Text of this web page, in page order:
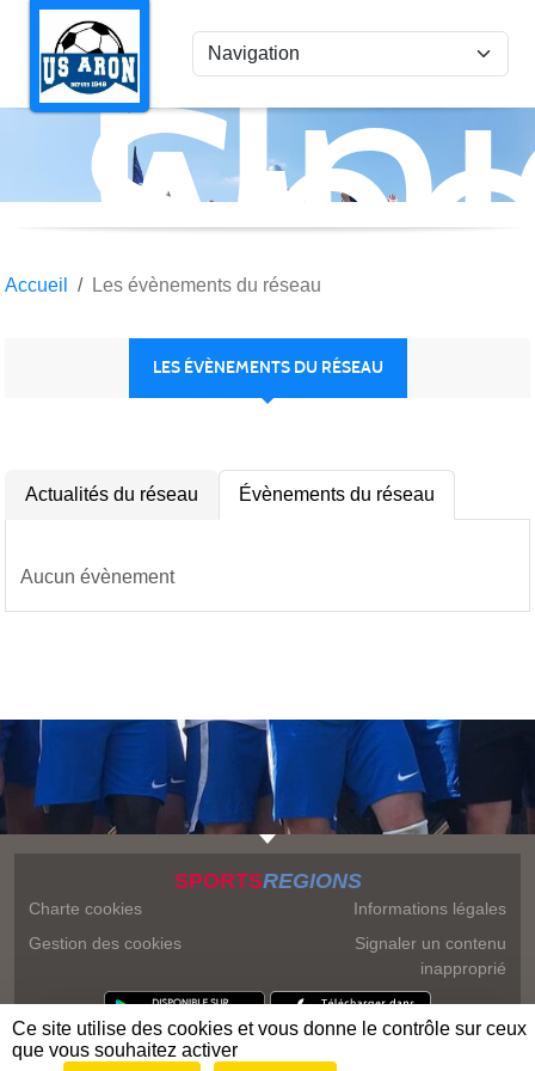
Accueil Les évènements du réseau
LES ÉVÈNEMENTS DU RÉSEAU
Actualités du réseau Évènements du réseau
Aucun évènement
SPORTSREGIONS
Charte cookies
Gestion des cookies
Informations légales
Signaler un contenu
inapproprié
Panneau de gestion des cookies
Ce site utilise des cookies et vous donne le contrôle sur ceux
que vous souhaitez activer